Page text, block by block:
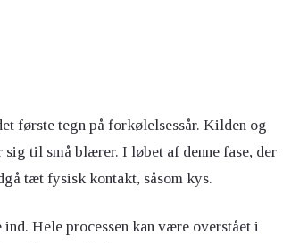
første tegn på forkølelsessår. Kilden og
til små blærer. I løbet af denne fase, der
tæt fysisk kontakt, såsom kys.
Hele processen kan være overstået i